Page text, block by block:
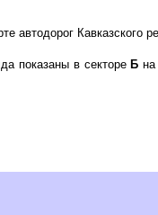
автодорог
показаны в сектореБ на